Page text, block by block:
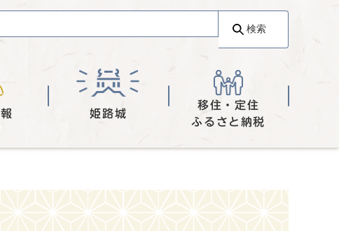
検索
姫路城
移住・定住
ふるさと納税